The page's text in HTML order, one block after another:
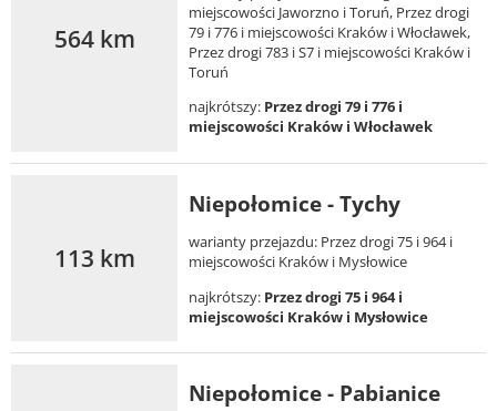
564 km
miejscowości Jaworzno i Toruń, Przez drogi
79 i 776 i miejscowości Kraków i Włocławek,
Przez drogi 783 i S7 i miejscowości Kraków i
Toruń
najkrótszy: Przez drogi 79 i 776 i
miejscowości Kraków i Włocławek
113 km
Niepołomice - Tychy
warianty przejazdu: Przez drogi 75 i 964 i
miejscowości Kraków i Mysłowice
najkrótszy: Przez drogi 75 i 964 i
miejscowości Kraków i Mysłowice
Niepołomice - Pabianice